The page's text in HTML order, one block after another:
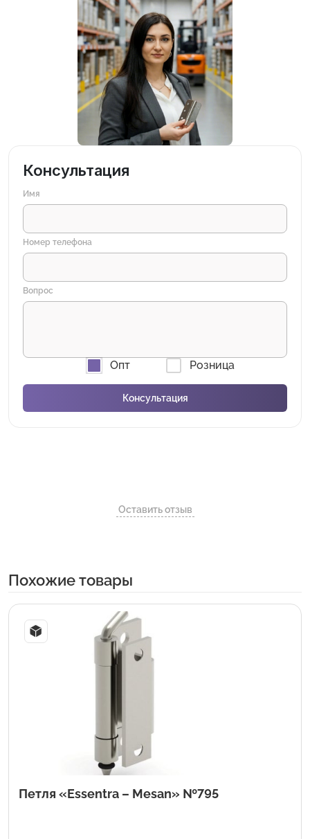
Консультация
Имя
Номер телефона
Вопрос
Опт Розница
Оставить отзыв
Похожие товары
Петля «Essentra – Mesan» №795